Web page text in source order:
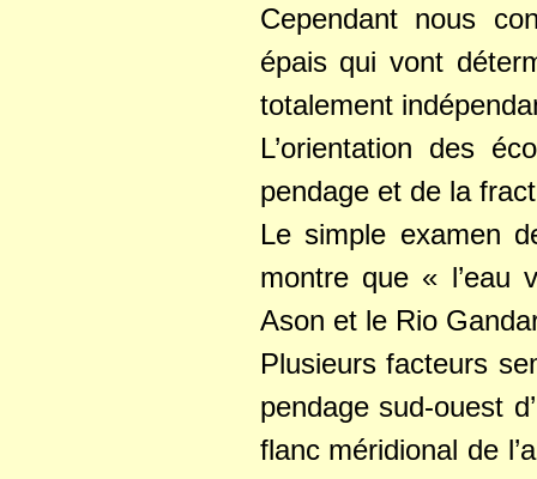
Cependant nous
épais qui vont
totalement
L’orientation des
pendage et de la
Le simple examen
montre que « l’eau
Ason et le Rio
Plusieurs facteurs
pendage sud-ouest
flanc méridional de